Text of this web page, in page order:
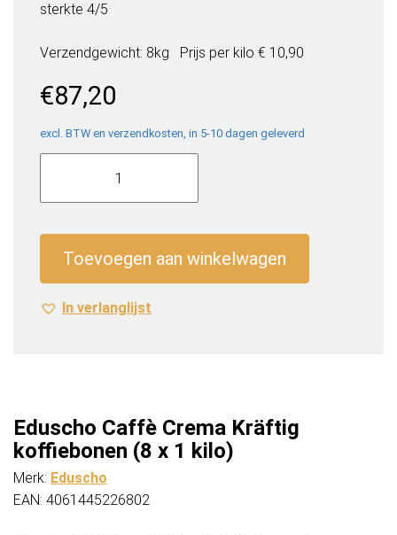
sterkte 4/5
Verzendgewicht: 8kg Prijs per kilo € 10,90
€87,20
excl. BTW en verzendkosten, in 5-10 dagen geleverd
Eduscho
Crema
x
1
Toevoegen aan winkelwagen
In verlanglijst
Eduscho Caffè Crema Kräftig
koffiebonen (8 x 1 kilo)
Merk: Eduscho
EAN: 4061445226802